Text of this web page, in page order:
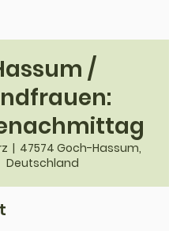
/
  |
47574 Goch-Hassum,
Deutschland